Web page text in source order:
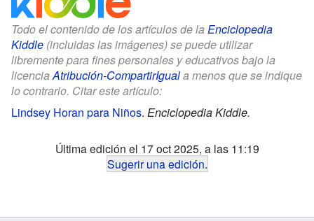
Todo el contenido de los artículos de la Enciclopedia
Kiddle (incluidas las imágenes) se puede utilizar
libremente para fines personales y educativos bajo la
licenciaAtribución-CompartirIguala menos que se indique
lo contrario. Citar este artículo:
Lindsey Horan para Niños. Enciclopedia Kiddle.
Última edición el 17 oct 2025, a las 11:19
Sugerir una edición.